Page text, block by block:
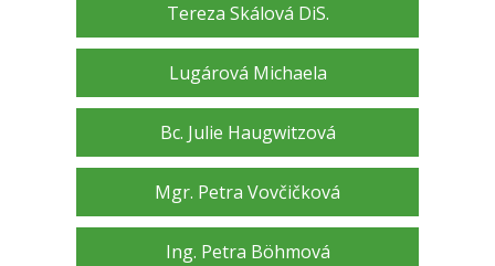
Tereza Skálová DiS.
Lugárová Michaela
Bc. Julie Haugwitzová
Mgr. Petra Vovčičková
Ing. Petra Böhmová